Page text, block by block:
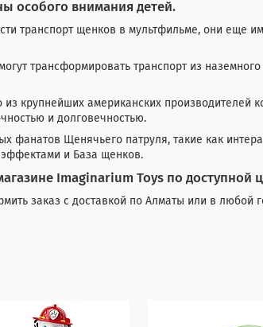
особого внимания детей.
транспорт щенков в мультфильме, они еще
трансформировать транспорт из наземного
крупнейших американских производителей
и долговечностью.
фанатов Щенячьего патруля, такие как
и База щенков.
Imaginarium Toys по доступной
заказ с доставкой по Алматы или в любой